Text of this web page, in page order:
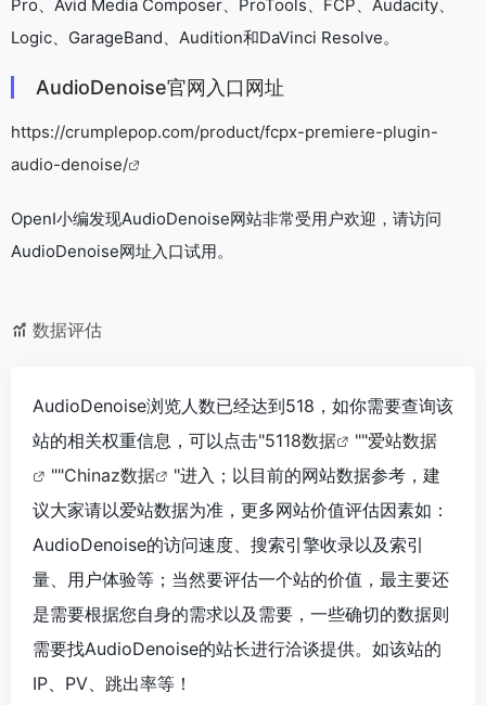
Pro、Avid Media Composer、ProTools、FCP、Audacity、
Logic、GarageBand、Audition和DaVinci Resolve。
AudioDenoise官网入口网址
https://crumplepop.com/product/fcpx-premiere-plugin-
audio-denoise/
OpenI小编发现AudioDenoise网站非常受用户欢迎，请访问
AudioDenoise网址入口试用。
数据评估
AudioDenoise浏览人数已经达到518，如你需要查询该
站的相关权重信息，可以点击"5118数据 ""爱站数据
""Chinaz数据
"进入；以目前的网站数据参考，建
议大家请以爱站数据为准，更多网站价值评估因素如：
AudioDenoise的访问速度、搜索引擎收录以及索引
量、用户体验等；当然要评估一个站的价值，最主要还
是需要根据您自身的需求以及需要，一些确切的数据则
需要找AudioDenoise的站长进行洽谈提供。如该站的
IP、PV、跳出率等！